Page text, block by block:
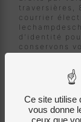
traversières,
courrier
d'identité
conservons
prise de
prescription
gestion des
inscrire sur
Ce site utilise
vous donne
ceux que